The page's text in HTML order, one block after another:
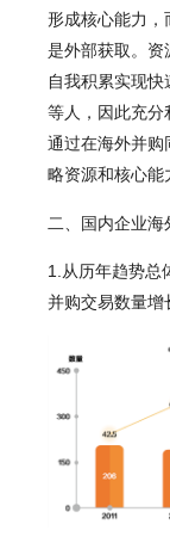
形成核心能力，
是外部获取。资
自我积累实现
等人，因此充分
通过在海外并购
略资源和核心能
二、国内企业海
1.从历年趋势总
并购交易数量增